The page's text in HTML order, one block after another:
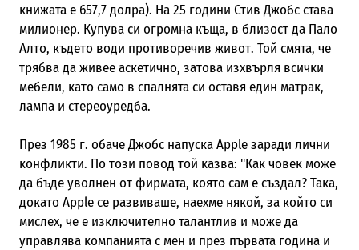
книжата е 657,7 долра). На 25 години Стив Джобс става
милионер. Купува си огромна къща, в близост да Пало
Алто, където води противоречив живот. Той смята, че
трябва да живее аскетично, затова изхвърля всички
мебели, като само в спалнята си оставя един матрак,
лампа и стереоуредба.
През 1985 г. обаче Джобс напуска Apple заради лични
конфликти. По този повод той казва: "Как човек може
да бъде уволнен от фирмата, която сам е създал? Така,
докато Apple се развиваше, наехме някой, за който си
мислех, че е изключително талантлив и може да
управлява компанията с мен и през първата година и